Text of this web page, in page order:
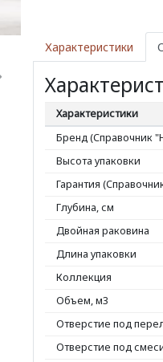
Характеристики
Характеристики
Бренд (Справочник
Высота упаковки
Гарантия
Глубина, см
Двойная раковина
Длина упаковки
Коллекция
Объем, м3
Отверстие под
Отверстие под